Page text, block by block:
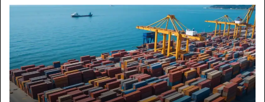
صادرات
صناعة
عمان
تتجاوز
4
مليارات
دينار